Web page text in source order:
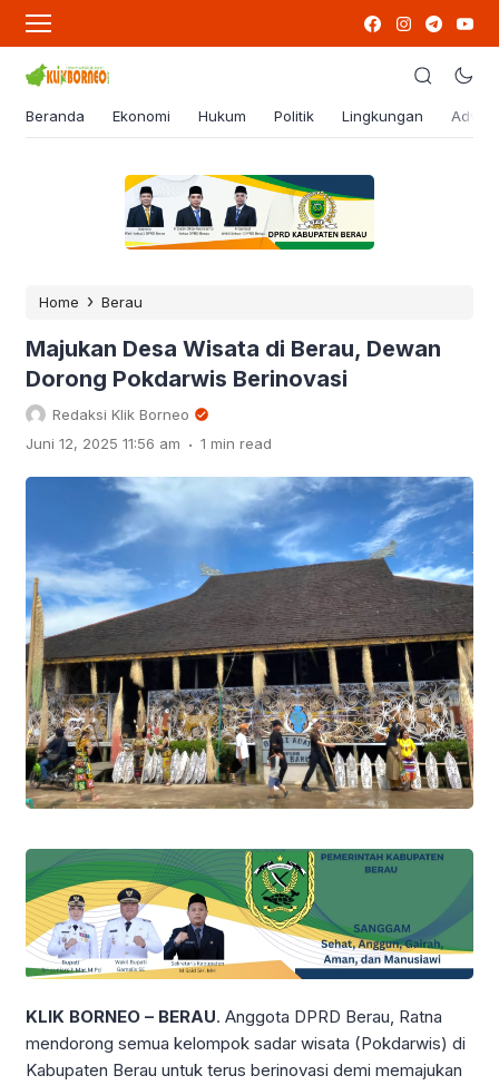
Beranda Ekonomi Hukum Politik Lingkungan
Home › Berau
Majukan Desa Wisata di Berau, Dewan
Dorong Pokdarwis Berinovasi
Redaksi Klik Borneo
Juni 12, 2025 11:56 am . 1 min read
KLIK BORNEO – BERAU. Anggota DPRD Berau, Ratna
mendorong semua kelompok sadar wisata (Pokdarwis) di
Kabupaten Berau untuk terus berinovasi demi memajukan